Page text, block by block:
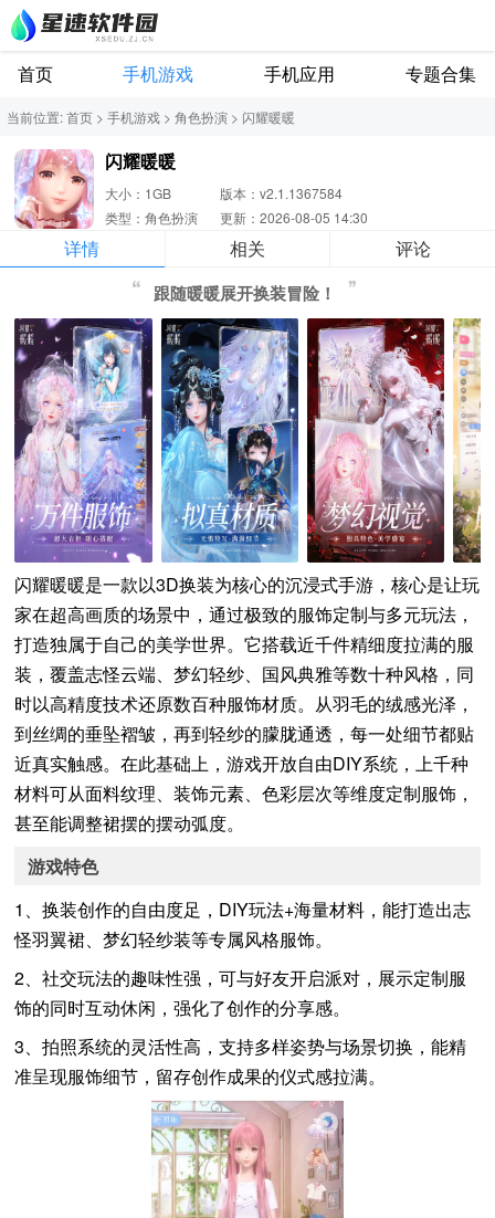
首页 手机游戏 手机应用 专题合集
当前位置:首页 > 手机游戏 > 角色扮演 > 闪耀暖暖
闪耀暖暖
大小：1GB
版本：v2.1.1367584
类型：角色扮演
更新：2026-08-05 14:30
详情 相关 评论
跟随暖暖展开换装冒险！
闪耀暖暖是一款以3D换装为核心的沉浸式手游，核心是让玩
家在超高画质的场景中，通过极致的服饰定制与多元玩法，
打造独属于自己的美学世界。它搭载近千件精细度拉满的服
装，覆盖志怪云端、梦幻轻纱、国风典雅等数十种风格，同
时以高精度技术还原数百种服饰材质。从羽毛的绒感光泽，
到丝绸的垂坠褶皱，再到轻纱的朦胧通透，每一处细节都贴
近真实触感。在此基础上，游戏开放自由DIY系统，上千种
材料可从面料纹理、装饰元素、色彩层次等维度定制服饰，
甚至能调整裙摆的摆动弧度。
游戏特色
1、换装创作的自由度足，DIY玩法+海量材料，能打造出志
怪羽翼裙、梦幻轻纱装等专属风格服饰。
2、社交玩法的趣味性强，可与好友开启派对，展示定制服
饰的同时互动休闲，强化了创作的分享感。
3、拍照系统的灵活性高，支持多样姿势与场景切换，能精
准呈现服饰细节，留存创作成果的仪式感拉满。